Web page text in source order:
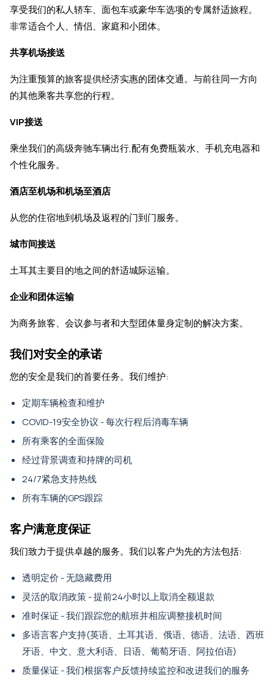
享受我们的私人轿车、面包车或豪华车选项的专属舒适旅程。
非常适合个人、情侣、家庭和小团体。
共享机场接送
为注重预算的旅客提供经济实惠的团体交通。与前往同一方向
的其他乘客共享您的行程。
VIP接送
乘坐我们的高级奔驰车辆出行,配有免费瓶装水、手机充电器和
个性化服务。
酒店至机场和机场至酒店
从您的住宿地到机场及返程的门到门服务。
城市间接送
土耳其主要目的地之间的舒适城际运输。
企业和团体运输
为商务旅客、会议参与者和大型团体量身定制的解决方案。
我们对安全的承诺
您的安全是我们的首要任务。我们维护:
定期车辆检查和维护
COVID-19安全协议 - 每次行程后消毒车辆
所有乘客的全面保险
经过背景调查和持牌的司机
24/7紧急支持热线
所有车辆的GPS跟踪
客户满意度保证
我们致力于提供卓越的服务。我们以客户为先的方法包括:
透明定价 - 无隐藏费用
灵活的取消政策 - 提前24小时以上取消全额退款
准时保证 - 我们跟踪您的航班并相应调整接机时间
多语言客户支持(英语、土耳其语、俄语、德语、法语、西班
牙语、中文、意大利语、日语、葡萄牙语、阿拉伯语)
质量保证 - 我们根据客户反馈持续监控和改进我们的服务